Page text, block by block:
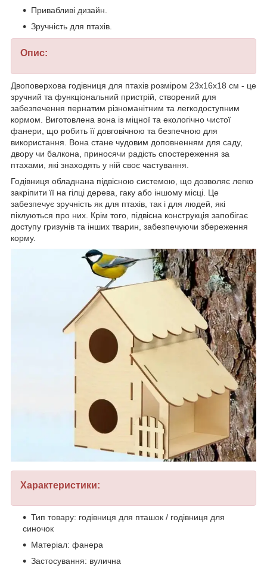
Привабливі дизайн.
Зручність для птахів.
Опис:
Двоповерхова годівниця для птахів розміром 23х16х18 см - це
зручний та функціональний пристрій, створений для
забезпечення пернатим різноманітним та легкодоступним
кормом. Виготовлена вона із міцної та екологічно чистої
фанери, що робить її довговічною та безпечною для
використання. Вона стане чудовим доповненням для саду,
двору чи балкона, приносячи радість спостереження за
птахами, які знаходять у ній своє частування.
Годівниця обладнана підвісною системою, що дозволяє легко
закріпити її на гілці дерева, гаку або іншому місці. Це
забезпечує зручність як для птахів, так і для людей, які
піклуються про них. Крім того, підвісна конструкція запобігає
доступу гризунів та інших тварин, забезпечуючи збереження
корму.
Характеристики:
Тип товару: годівниця для пташок / годівниця для
синочок
Матеріал: фанера
Застосування: вулична